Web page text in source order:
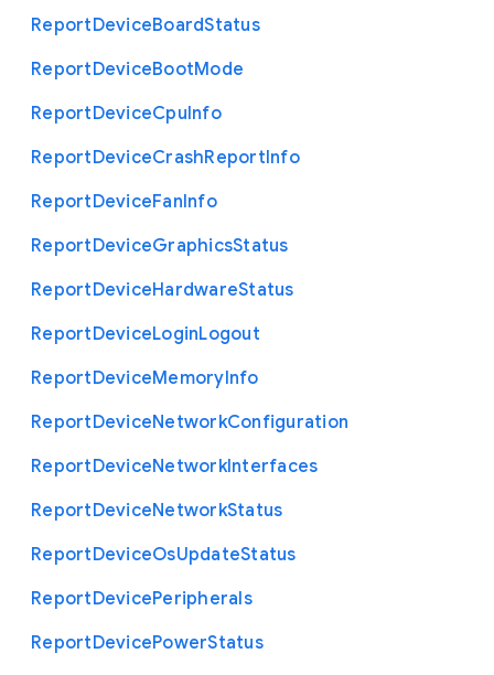
ReportDeviceBoardStatus
ReportDeviceBootMode
ReportDeviceCpuInfo
ReportDeviceCrashReportInfo
ReportDeviceFanInfo
ReportDeviceGraphicsStatus
ReportDeviceHardwareStatus
ReportDeviceLoginLogout
ReportDeviceMemoryInfo
ReportDeviceNetworkConfiguration
ReportDeviceNetworkInterfaces
ReportDeviceNetworkStatus
ReportDeviceOsUpdateStatus
ReportDevicePeripherals
ReportDevicePowerStatus